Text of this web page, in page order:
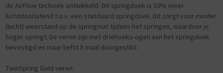
de AirFlow techniek ontwikkeld. Dit springdoek is 50% meer
luchtdoorlatend t.o.v. een standaard springdoek. Dit zorgt voor minder
(lucht) weerstand op de springmat tijdens het springen, waardoor je
hoger springt. De veren zijn met driehoeks-ogen aan het springdoek
bevestigd en maar liefst 8 maal doorgestikt.
TwinSpring Gold veren: